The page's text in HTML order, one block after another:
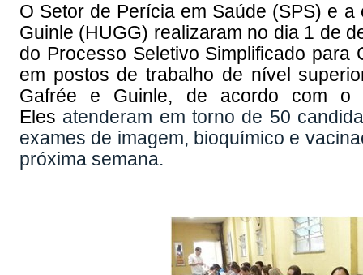
O Setor de Perícia em Saúde (SPS) e
Guinle (HUGG) realizaram no dia 1 de
do Processo Seletivo Simplificado
em postos de trabalho de nível
Gafrée e Guinle, de acordo com
Eles atenderam em torno de 50
exames de imagem, bioquímico e
próxima semana.